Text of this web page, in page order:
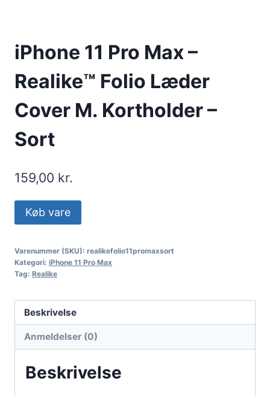
iPhone 11 Pro Max –
Realike™ Folio Læder
Cover M. Kortholder –
Sort
159,00 kr.
Køb vare
Varenummer (SKU): realikefolio11promaxsort
Kategori: iPhone 11 Pro Max
Tag: Realike
Beskrivelse
Anmeldelser (0)
Beskrivelse